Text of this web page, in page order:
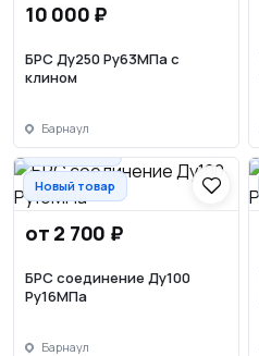
10 000 ₽
БРС Ду250 Ру63МПа с
клином
Барнаул
📦Доставка
Новый товар
от 2 700 ₽
БРС соединение Ду100
Ру16МПа
Барнаул